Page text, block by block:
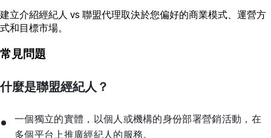
建立介紹經紀人 vs 聯盟代理取決於您偏好的商業模式、運營方
式和目標市場。
常見問題
什麼是聯盟經紀人？
一個獨立的實體，以個人或機構的身份部署營銷活動，在
多個平台上推廣經紀人的服務。